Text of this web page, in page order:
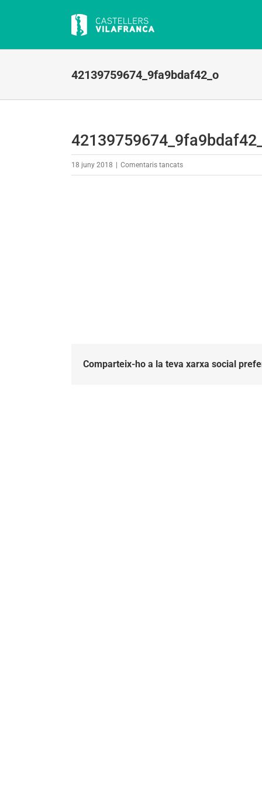
42139759674_9fa9bdaf42_o
18 juny 2018 Comentaris tancatsa
Comparteix-ho a la teva xarxa social